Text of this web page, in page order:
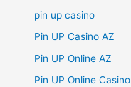
pin up casino
Pin UP Casino AZ
Pin UP Online AZ
Pin UP Online Casino